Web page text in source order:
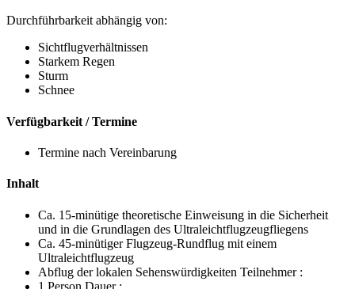
Durchführbarkeit abhängig von:
Sichtflugverhältnissen
Starkem Regen
Sturm
Schnee
Verfügbarkeit / Termine
Termine nach Vereinbarung
Inhalt
Ca. 15-minütige theoretische Einweisung in die Sicherheit
und in die Grundlagen des Ultraleichtflugzeugfliegens
Ca. 45-minütiger Flugzeug-Rundflug mit einem
Ultraleichtflugzeug
Abflug der lokalen Sehenswürdigkeiten Teilnehmer :
1 Person Dauer :